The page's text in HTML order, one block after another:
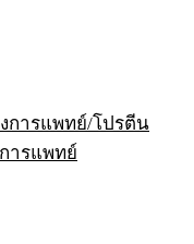
การแพทย์/โปรตีน
ารแพทย์